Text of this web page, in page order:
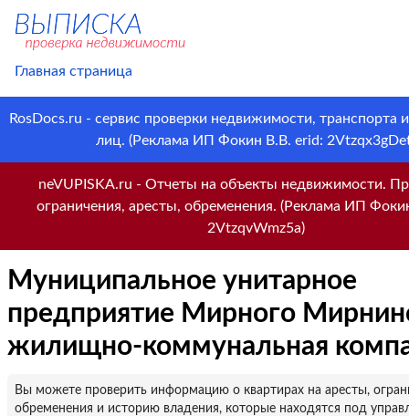
Главная страница
RosDocs.ru - сервис проверки недвижимости, транспорта
лиц. (Реклама ИП Фокин В.В. erid:
neVUPISKA.ru - Отчеты на объекты недвижимости.
ограничения, аресты, обременения. (Реклама ИП
2VtzqvWmz5a)
Муниципальное унитарное
предприятие Мирного
жилищно-коммунальная
Вы можете проверить информацию о квартирах на аресты,
обременения и историю владения, которые находятся под